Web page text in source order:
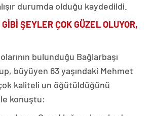
durumda olduğu kaydedildi.
ŞEYLER ÇOK GÜZEL OLUYOR,
bulunduğu Bağlarbaşı
büyüyen 63 yaşındaki Mehmet
kaliteli un öğütüldüğünü
konuştu: